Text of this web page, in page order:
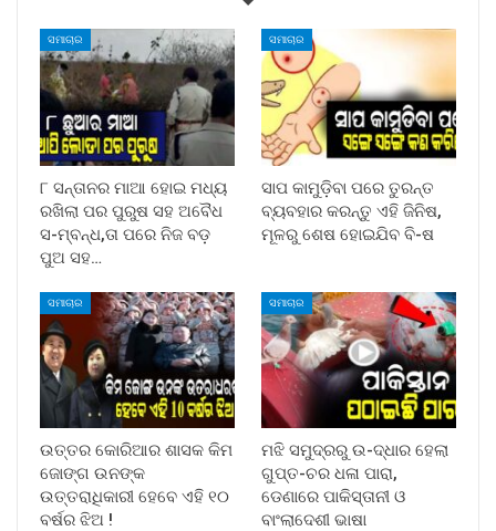
ସମାଚାର
୮ ସନ୍ତାନର ମାଆ ହୋଇ ମଧ୍ୟ
ରଖିଲା ପର ପୁରୁଷ ସହ ଅବୈଧ
ସ-ମ୍ବନ୍ଧ,ତା ପରେ ନିଜ ବଡ଼
ପୁଅ ସହ…
ସମାଚାର
ସାପ କାମୁଡ଼ିବା ପରେ ତୁରନ୍ତ
ବ୍ୟବହାର କରନ୍ତୁ ଏହି ଜିନିଷ,
ମୂଳରୁ ଶେଷ ହୋଇଯିବ ବି-ଷ
ସମାଚାର
ଉତ୍ତର କୋରିଆର ଶାସକ କିମ
ଜୋଙ୍ଗ ଉନଙ୍କ
ଉତ୍ତରାଧିକାରୀ ହେବେ ଏହି ୧୦
ବର୍ଷର ଝିଅ !
ସମାଚାର
ମଝି ସମୁଦ୍ରରୁ ଉ-ଦ୍ଧାର ହେଲା
ଗୁପ୍ତ-ଚର ଧଳା ପାରା,
ଡେଣାରେ ପାକିସ୍ତାନୀ ଓ
ବାଂଲାଦେଶୀ ଭାଷା